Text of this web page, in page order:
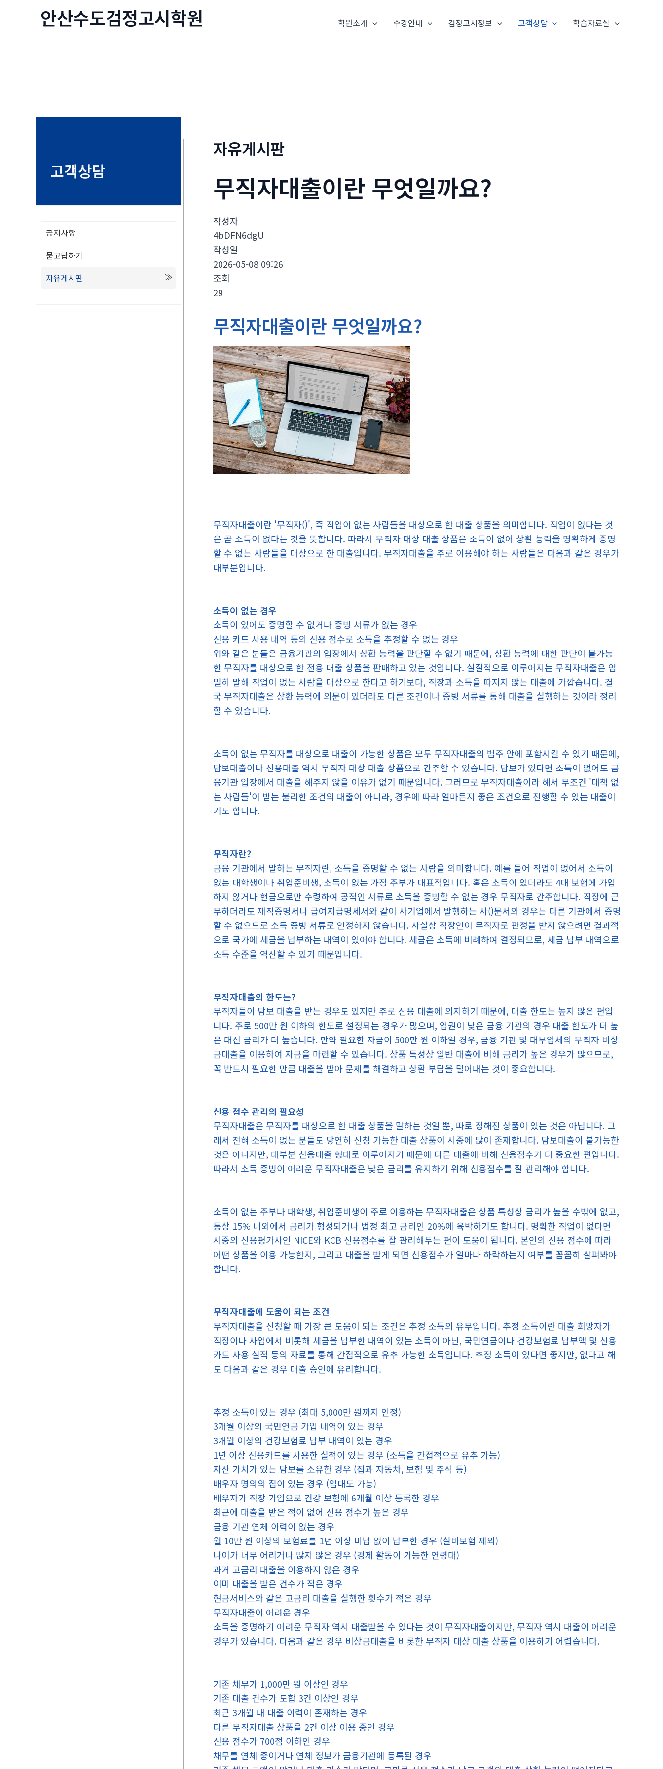
안산수도검정고시학원 학원소개 수강안내 검정고시정보 고객상담 학습자료실
고객상담
공지사항
묻고답하기
자유게시판
자유게시판
무직자대출이란 무엇일까요?
작성자
4bDFN6dgU
작성일
2026-05-08 09:26
조회
29
무직자대출이란 무엇일까요?
무직자대출이란 '무직자()', 즉 직업이 없는 사람들을 대상으로 한 대출 상품을 의미합니다. 직업이 없다는 것
은 곧 소득이 없다는 것을 뜻합니다. 따라서 무직자 대상 대출 상품은 소득이 없어 상환 능력을 명확하게 증명
할 수 없는 사람들을 대상으로 한 대출입니다. 무직자대출을 주로 이용해야 하는 사람들은 다음과 같은 경우가
대부분입니다.
소득이 없는 경우
소득이 있어도 증명할 수 없거나 증빙 서류가 없는 경우
신용 카드 사용 내역 등의 신용 점수로 소득을 추정할 수 없는 경우
위와 같은 분들은 금융기관의 입장에서 상환 능력을 판단할 수 없기 때문에, 상환 능력에 대한 판단이 불가능
한 무직자를 대상으로 한 전용 대출 상품을 판매하고 있는 것입니다. 실질적으로 이루어지는 무직자대출은 엄
밀히 말해 직업이 없는 사람을 대상으로 한다고 하기보다, 직장과 소득을 따지지 않는 대출에 가깝습니다. 결
국 무직자대출은 상환 능력에 의문이 있더라도 다른 조건이나 증빙 서류를 통해 대출을 실행하는 것이라 정리
할 수 있습니다.
소득이 없는 무직자를 대상으로 대출이 가능한 상품은 모두 무직자대출의 범주 안에 포함시킬 수 있기 때문에,
담보대출이나 신용대출 역시 무직자 대상 대출 상품으로 간주할 수 있습니다. 담보가 있다면 소득이 없어도 금
융기관 입장에서 대출을 해주지 않을 이유가 없기 때문입니다. 그러므로 무직자대출이라 해서 무조건 '대책 없
는 사람들'이 받는 불리한 조건의 대출이 아니라, 경우에 따라 얼마든지 좋은 조건으로 진행할 수 있는 대출이
기도 합니다.
무직자란?
금융 기관에서 말하는 무직자란, 소득을 증명할 수 없는 사람을 의미합니다. 예를 들어 직업이 없어서 소득이
없는 대학생이나 취업준비생, 소득이 없는 가정 주부가 대표적입니다. 혹은 소득이 있더라도 4대 보험에 가입
하지 않거나 현금으로만 수령하여 공적인 서류로 소득을 증빙할 수 없는 경우 무직자로 간주합니다. 직장에 근
무하더라도 재직증명서나 급여지급명세서와 같이 사기업에서 발행하는 사()문서의 경우는 다른 기관에서 증명
할 수 없으므로 소득 증빙 서류로 인정하지 않습니다. 사실상 직장인이 무직자로 판정을 받지 않으려면 결과적
으로 국가에 세금을 납부하는 내역이 있어야 합니다. 세금은 소득에 비례하여 결정되므로, 세금 납부 내역으로
소득 수준을 역산할 수 있기 때문입니다.
무직자대출의 한도는?
무직자들이 담보 대출을 받는 경우도 있지만 주로 신용 대출에 의지하기 때문에, 대출 한도는 높지 않은 편입
니다. 주로 500만 원 이하의 한도로 설정되는 경우가 많으며, 업권이 낮은 금융 기관의 경우 대출 한도가 더 높
은 대신 금리가 더 높습니다. 만약 필요한 자금이 500만 원 이하일 경우, 금융 기관 및 대부업체의 무직자 비상
금대출을 이용하여 자금을 마련할 수 있습니다. 상품 특성상 일반 대출에 비해 금리가 높은 경우가 많으므로,
꼭 반드시 필요한 만큼 대출을 받아 문제를 해결하고 상환 부담을 덜어내는 것이 중요합니다.
신용 점수 관리의 필요성
무직자대출은 무직자를 대상으로 한 대출 상품을 말하는 것일 뿐, 따로 정해진 상품이 있는 것은 아닙니다. 그
래서 전혀 소득이 없는 분들도 당연히 신청 가능한 대출 상품이 시중에 많이 존재합니다. 담보대출이 불가능한
것은 아니지만, 대부분 신용대출 형태로 이루어지기 때문에 다른 대출에 비해 신용점수가 더 중요한 편입니다.
따라서 소득 증빙이 어려운 무직자대출은 낮은 금리를 유지하기 위해 신용점수를 잘 관리해야 합니다.
소득이 없는 주부나 대학생, 취업준비생이 주로 이용하는 무직자대출은 상품 특성상 금리가 높을 수밖에 없고,
통상 15% 내외에서 금리가 형성되거나 법정 최고 금리인 20%에 육박하기도 합니다. 명확한 직업이 없다면
시중의 신용평가사인 NICE와 KCB 신용점수를 잘 관리해두는 편이 도움이 됩니다. 본인의 신용 점수에 따라
어떤 상품을 이용 가능한지, 그리고 대출을 받게 되면 신용점수가 얼마나 하락하는지 여부를 꼼꼼히 살펴봐야
합니다.
무직자대출에 도움이 되는 조건
무직자대출을 신청할 때 가장 큰 도움이 되는 조건은 추정 소득의 유무입니다. 추정 소득이란 대출 희망자가
직장이나 사업에서 비롯해 세금을 납부한 내역이 있는 소득이 아닌, 국민연금이나 건강보험료 납부액 및 신용
카드 사용 실적 등의 자료를 통해 간접적으로 유추 가능한 소득입니다. 추정 소득이 있다면 좋지만, 없다고 해
도 다음과 같은 경우 대출 승인에 유리합니다.
추정 소득이 있는 경우 (최대 5,000만 원까지 인정)
3개월 이상의 국민연금 가입 내역이 있는 경우
3개월 이상의 건강보험료 납부 내역이 있는 경우
1년 이상 신용카드를 사용한 실적이 있는 경우 (소득을 간접적으로 유추 가능)
자산 가치가 있는 담보를 소유한 경우 (집과 자동차, 보험 및 주식 등)
배우자 명의의 집이 있는 경우 (임대도 가능)
배우자가 직장 가입으로 건강 보험에 6개월 이상 등록한 경우
최근에 대출을 받은 적이 없어 신용 점수가 높은 경우
금융 기관 연체 이력이 없는 경우
월 10만 원 이상의 보험료를 1년 이상 미납 없이 납부한 경우 (실비보험 제외)
나이가 너무 어리거나 많지 않은 경우 (경제 활동이 가능한 연령대)
과거 고금리 대출을 이용하지 않은 경우
이미 대출을 받은 건수가 적은 경우
현금서비스와 같은 고금리 대출을 실행한 횟수가 적은 경우
무직자대출이 어려운 경우
소득을 증명하기 어려운 무직자 역시 대출받을 수 있다는 것이 무직자대출이지만, 무직자 역시 대출이 어려운
경우가 있습니다. 다음과 같은 경우 비상금대출을 비롯한 무직자 대상 대출 상품을 이용하기 어렵습니다.
기존 채무가 1,000만 원 이상인 경우
기존 대출 건수가 도합 3건 이상인 경우
최근 3개월 내 대출 이력이 존재하는 경우
다른 무직자대출 상품을 2건 이상 이용 중인 경우
신용 점수가 700점 이하인 경우
채무를 연체 중이거나 연체 정보가 금융기관에 등록된 경우